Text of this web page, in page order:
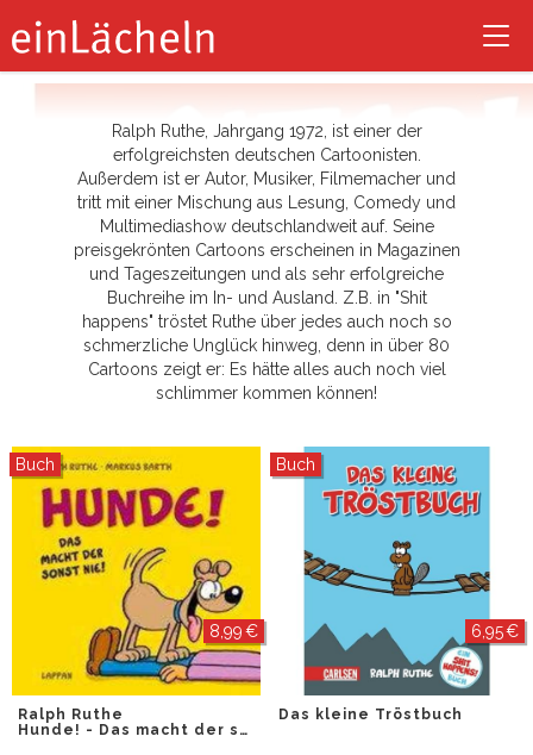
Ralph Ruthe
Ralph Ruthe, Jahrgang 1972, ist einer der
erfolgreichsten deutschen Cartoonisten.
Außerdem ist er Autor, Musiker, Filmemacher und
tritt mit einer Mischung aus Lesung, Comedy und
Multimediashow deutschlandweit auf. Seine
preisgekrönten Cartoons erscheinen in Magazinen
und Tageszeitungen und als sehr erfolgreiche
Buchreihe im In- und Ausland. Z.B. in "Shit
happens" tröstet Ruthe über jedes auch noch so
schmerzliche Unglück hinweg, denn in über 80
Cartoons zeigt er: Es hätte alles auch noch viel
schlimmer kommen können!
Buch
8,99 €
Ralph Ruthe
Hunde! - Das macht der sonst nie!
Buch
6,95 €
Das kleine Tröstbuch